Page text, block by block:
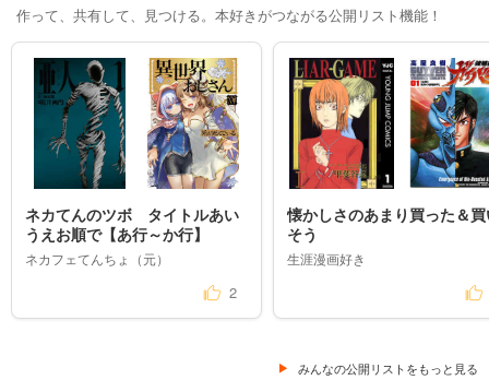
作って、共有して、見つける。本好きがつながる公開リスト機能！
ネカてんのツボ　タイトルあい
うえお順で【あ行～か行】
ネカフェてんちょ（元）
2
懐かしさのあまり買った＆
そう
生涯漫画好き
みんなの公開リストをもっと見る